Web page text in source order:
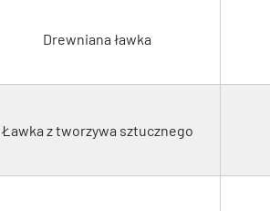
Drewniana ławka
Ławka z tworzywa sztucznego